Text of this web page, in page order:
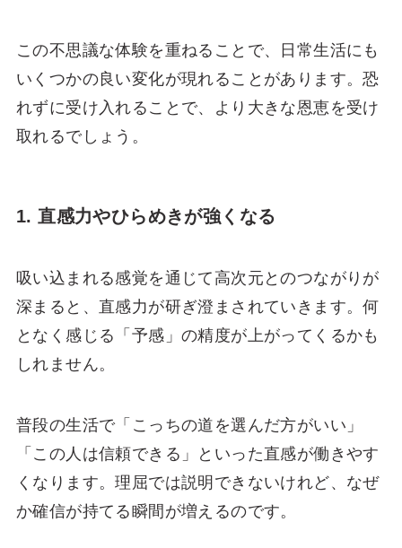
この不思議な体験を重ねることで、日常生活にも
いくつかの良い変化が現れることがあります。恐
れずに受け入れることで、より大きな恩恵を受け
取れるでしょう。
1. 直感力やひらめきが強くなる
吸い込まれる感覚を通じて高次元とのつながりが
深まると、直感力が研ぎ澄まされていきます。何
となく感じる「予感」の精度が上がってくるかも
しれません。
普段の生活で「こっちの道を選んだ方がいい」
「この人は信頼できる」といった直感が働きやす
くなります。理屈では説明できないけれど、なぜ
か確信が持てる瞬間が増えるのです。